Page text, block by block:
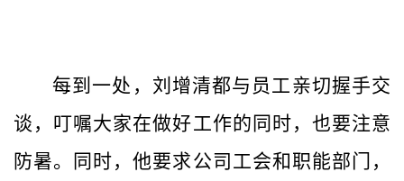
每到一处，刘增清都与员工亲切握手交
谈，叮嘱大家在做好工作的同时，也要注意
防暑。同时，他要求公司工会和职能部门，